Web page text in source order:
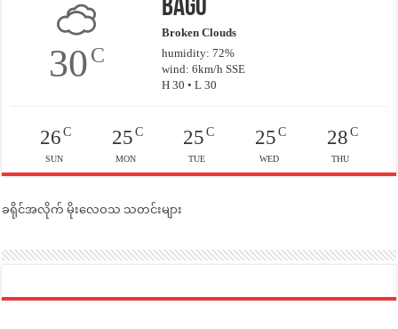
30C
Bago
Broken Clouds
humidity: 72%
wind: 6km/h SSE
H 30 • L 30
26C
SUN
25C
MON
25 C
TUE
25C
WED
28C
THU
ခရိုင်အလိုက် မိုးလေဝသ သတင်းများ